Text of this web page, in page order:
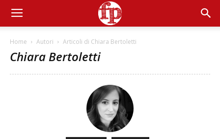
Home Autori Articoli di Chiara Bertoletti
Chiara Bertoletti